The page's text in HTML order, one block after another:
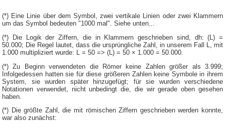
(*) Eine Linie über dem Symbol, zwei vertikale Linien oder zwei Klammern
um das Symbol bedeuten "1000 mal". Siehe unten...
(*) Die Logik der Ziffern, die in Klammern geschrieben sind, dh: (L) =
50.000; Die Regel lautet, dass die ursprüngliche Zahl, in unserem Fall L, mit
1.000 multipliziert wurde: L = 50 => (L) = 50 × 1.000 = 50.000.
(*) Zu Beginn verwendeten die Römer keine Zahlen größer als 3.999;
Infolgedessen hatten sie für diese größeren Zahlen keine Symbole in ihrem
System, sie wurden später hinzugefügt; für sie wurden verschiedene
Notationen verwendet, nicht unbedingt die, die wir gerade oben gesehen
haben.
(*) Die größte Zahl, die mit römischen Ziffern geschrieben werden konnte,
war also zunächst: